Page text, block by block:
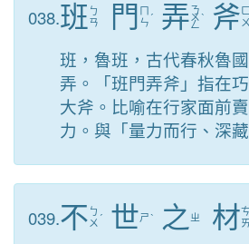
038.班 ㄅ
ㄢ
門 ㄇ
ㄣ ˊ 弄ㄋ
ㄨ
ㄥ
ˋ 斧 ㄈ
ㄨ
班，魯班，古代春秋魯
弄。「班門弄斧」指在
大斧。比喻在行家面前
力。與「量力而行、深
039.不 ㄅ
ㄨ ˊ 世ㄕˋ 之 ㄓ 材ㄞ